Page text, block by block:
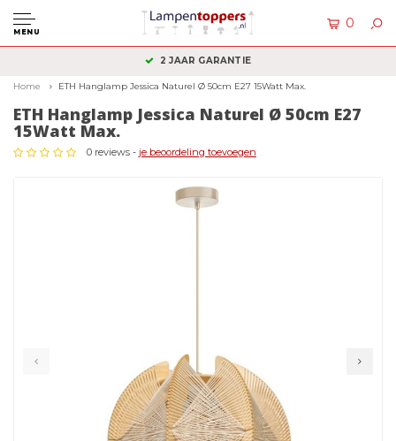
MENU
0
2 JAAR GARANTIE
Home ETH Hanglamp Jessica Naturel Ø 50cm E27 15Watt Max.
ETH Hanglamp Jessica Naturel Ø 50cm E27
15Watt Max.
0 reviews - je beoordeling toevoegen